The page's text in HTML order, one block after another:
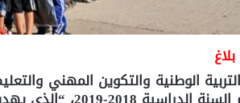
الوطنية والتكوين المهني